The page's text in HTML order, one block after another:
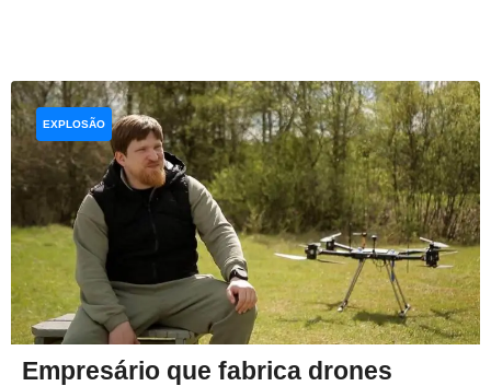
Empresário que fabrica drones
EXPLOSÃO